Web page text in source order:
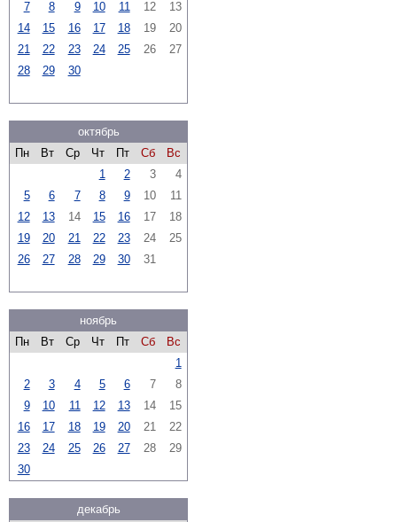
7
8 9 10 11 12
13
14
15 16 17 18 19
20
21
22 23 24 25 26
27
28
29 30
октябрь
Пн
Вт Ср Чт Пт Сб
Вс
1
2 3
4
5
6 7 8 9 10
11
12
13 14 15 16 17
18
19
20 21 22 23 24
25
26
27 28 29 30 31
ноябрь
Пн
Вт Ср Чт Пт Сб
Вс
1
2
3 4 5 6 7
8
9
10 11 12 13 14
15
16
17 18 19 20 21
22
23
24 25 26 27 28
29
30
декабрь